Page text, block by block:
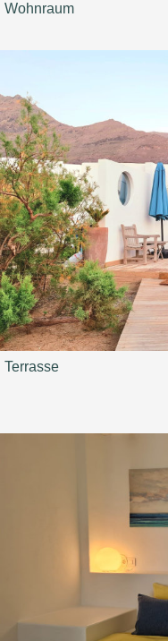
Wohnraum
Terrasse